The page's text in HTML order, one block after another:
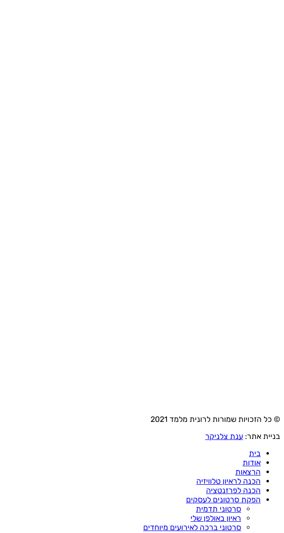
© כל הזכויות שמורות לרונית מלמד 2021
בניית אתר: ענת צלניקר
בית
אודות
הרצאות
הכנה לראיון טלוויזיה
הכנה לפרזנטציה
הפקת סרטונים לעסקים
סרטוני תדמית
ראיון באולפן שלי
סרטוני ברכה לאירועים מיוחדים